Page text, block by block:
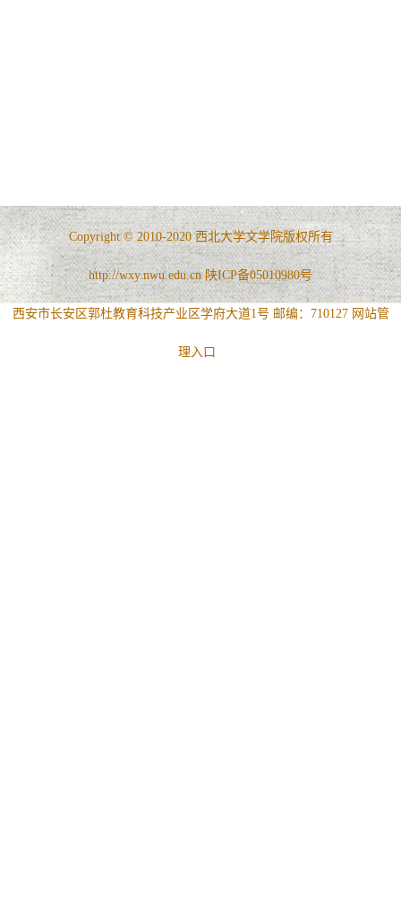
Copyright © 2010-2020 西北大学文学院版权所有
http://wxy.nwu.edu.cn 陕ICP备05010980号
西安市长安区郭杜教育科技产业区学府大道1号 邮编：710127 网站管
理入口